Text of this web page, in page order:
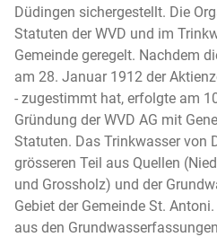
Düdingen sichergestellt. Die
Statuten der WVD und im
Gemeinde geregelt. Nachdem
am 28. Januar 1912 der
- zugestimmt hat, erfolgte am
Gründung der WVD AG mit
Statuten. Das Trinkwasser von
grösseren Teil aus Quellen
und Grossholz) und der
Gebiet der Gemeinde St.
aus den